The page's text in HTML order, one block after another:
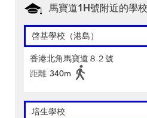
馬寶道1H號附近的學校
啓基學校（港島）
香港北角馬寶道８２號
距離 340m
培生學校